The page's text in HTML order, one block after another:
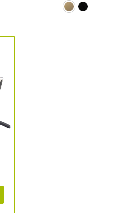
beżowy (6-beige)
czarny (9-black)